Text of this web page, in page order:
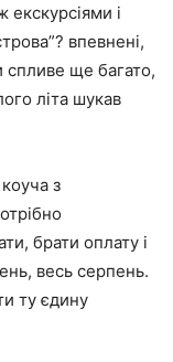
і
впевнені,
ще багато,
літа шукав
з
брати оплату і
весь серпень.
ту єдину